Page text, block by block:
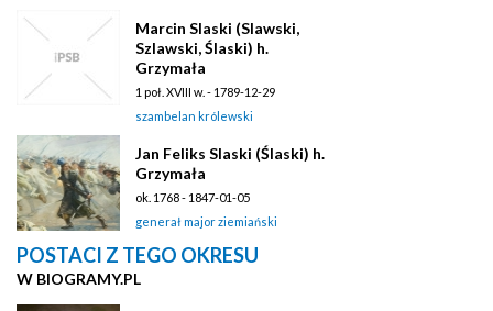
Marcin Slaski (Slawski,
Szlawski, Ślaski) h.
Grzymała
1 poł. XVIII w. - 1789-12-29
szambelan królewski
Jan Feliks Slaski (Ślaski) h.
Grzymała
ok. 1768 - 1847-01-05
generał major ziemiański
POSTACI Z TEGO OKRESU
W BIOGRAMY.PL